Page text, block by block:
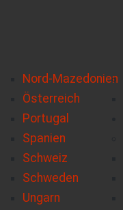
Nord-Mazedonien
Österreich
Portugal
Spanien
Schweiz
Schweden
Ungarn